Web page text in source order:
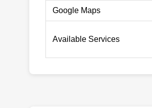
Google Maps
Available Services